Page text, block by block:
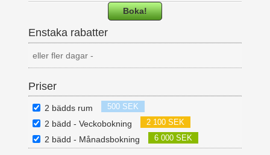
Boka!
Enstaka rabatter
eller fler dagar -
Priser
2 bädds rum 500 SEK
2 bädd - Veckobokning 2 100 SEK
2 bädd - Månadsbokning 6 000 SEK